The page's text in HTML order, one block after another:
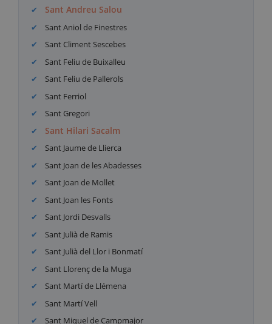
Sant Andreu Salou
Sant Aniol de Finestres
Sant Climent Sescebes
Sant Feliu de Buixalleu
Sant Feliu de Pallerols
Sant Ferriol
Sant Gregori
Sant Hilari Sacalm
Sant Jaume de Llierca
Sant Joan de les Abadesses
Sant Joan de Mollet
Sant Joan les Fonts
Sant Jordi Desvalls
Sant Julià de Ramis
Sant Julià del Llor i Bonmatí
Sant Llorenç de la Muga
Sant Martí de Llémena
Sant Martí Vell
Sant Miquel de Campmajor